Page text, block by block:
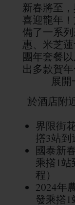
新春將至
喜迎龍年
備了一系
惠、米芝
團年套餐以
出多款賀年
展開
於酒店附
界限街
撘3站到
國泰新
乘撘1
程）
2024年
發乘撘